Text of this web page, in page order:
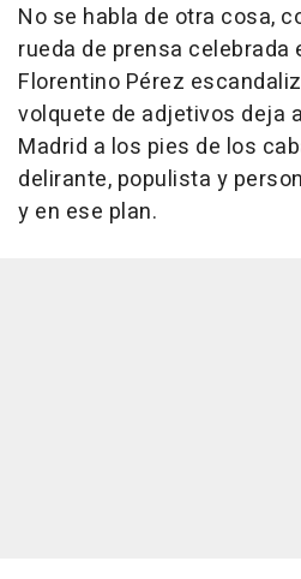
No se habla de otra cosa,
rueda de prensa celebrada
Florentino Pérez
volquete de adjetivos deja
Madrid a los pies de los
delirante, populista y
y en ese plan.